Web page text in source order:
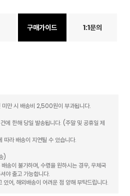
구매가이드 1:1문의
만 시 배송비 2,500원이 부과됩니다.
에 한해 당일 발송됩니다. (주말 및 공휴일 제
따라 배송이 지연될 수 있습니다.
)
송이 불가하며, 수령을 원하시는 경우, 우체국
야 출고 가능합니다.
어, 해외배송이 어려운 점 양해 부탁드립니다.